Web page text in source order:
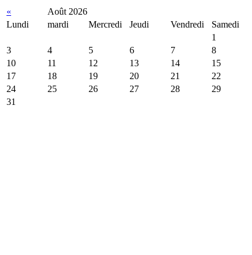
« Août 2026
Lundi
mardi Mercredi Jeudi Vendredi Samedi
1
3
4 5 6 7 8
10
11 12 13 14 15
17
18 19 20 21 22
24
25 26 27 28 29
31